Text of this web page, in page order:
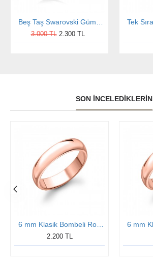
3.000 TL 2.300 TL
SON İNCELEDIKLERIN
2.200 TL